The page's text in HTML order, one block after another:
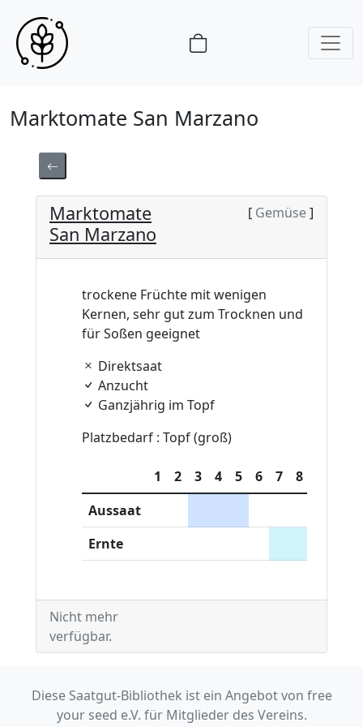
Marktomate San Marzano
Marktomate
San Marzano
[ Gemüse]
trockene Früchte mit wenigen
Kernen, sehr gut zum Trocknen und
für Soßen geeignet
Direktsaat
Anzucht
Ganzjährig im Topf
Platzbedarf : Topf (groß)
1 2 3 4 5 6 7 8
Aussaat
Ernte
Nicht mehr
verfügbar.
Diese Saatgut-Bibliothek ist ein Angebot von free
your seed e.V. für Mitglieder des Vereins.